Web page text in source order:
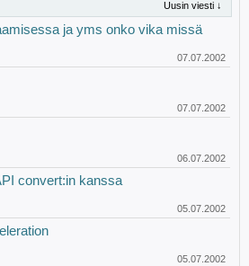
Uusin viesti ↓
ja yms onko vika missä
07.07.2002
07.07.2002
06.07.2002
convert:in kanssa
05.07.2002
05.07.2002